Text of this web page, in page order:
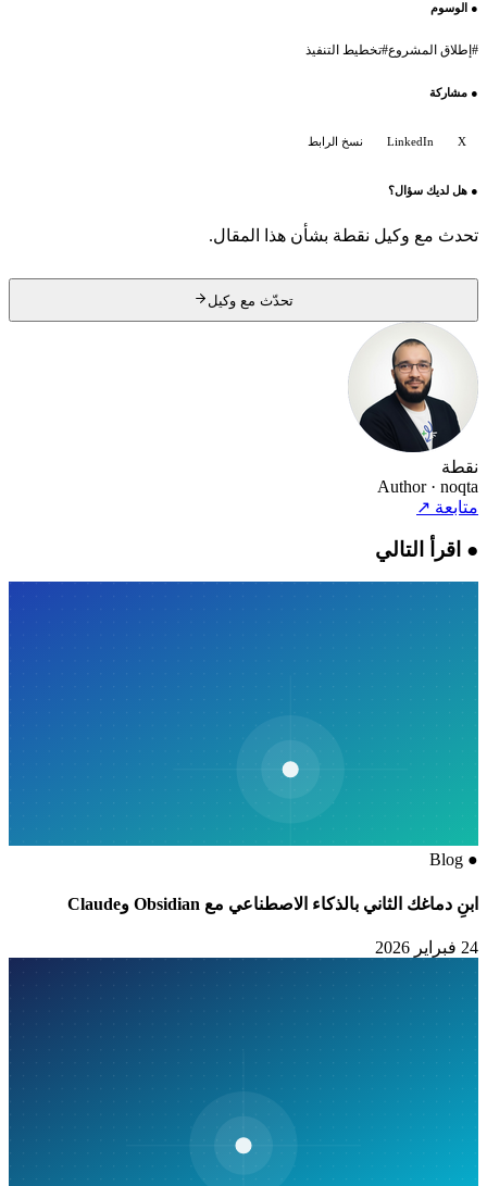
●الوسوم
إطلاق المشروع#تخطيط التنفيذ
●مشاركة
LinkedIn نسخ الرابط
●هل لديك سؤال؟
تحدث مع وكيل نقطة بشأن هذا المقال.
تحدّث مع وكيل
نقطة
Author · noqta
متابعة↗
●اقرأ التالي
●
Blog
ابنِ دماغك الثاني بالذكاء الاصطناعي مع Obsidian وClaude
24 فبراير 2026